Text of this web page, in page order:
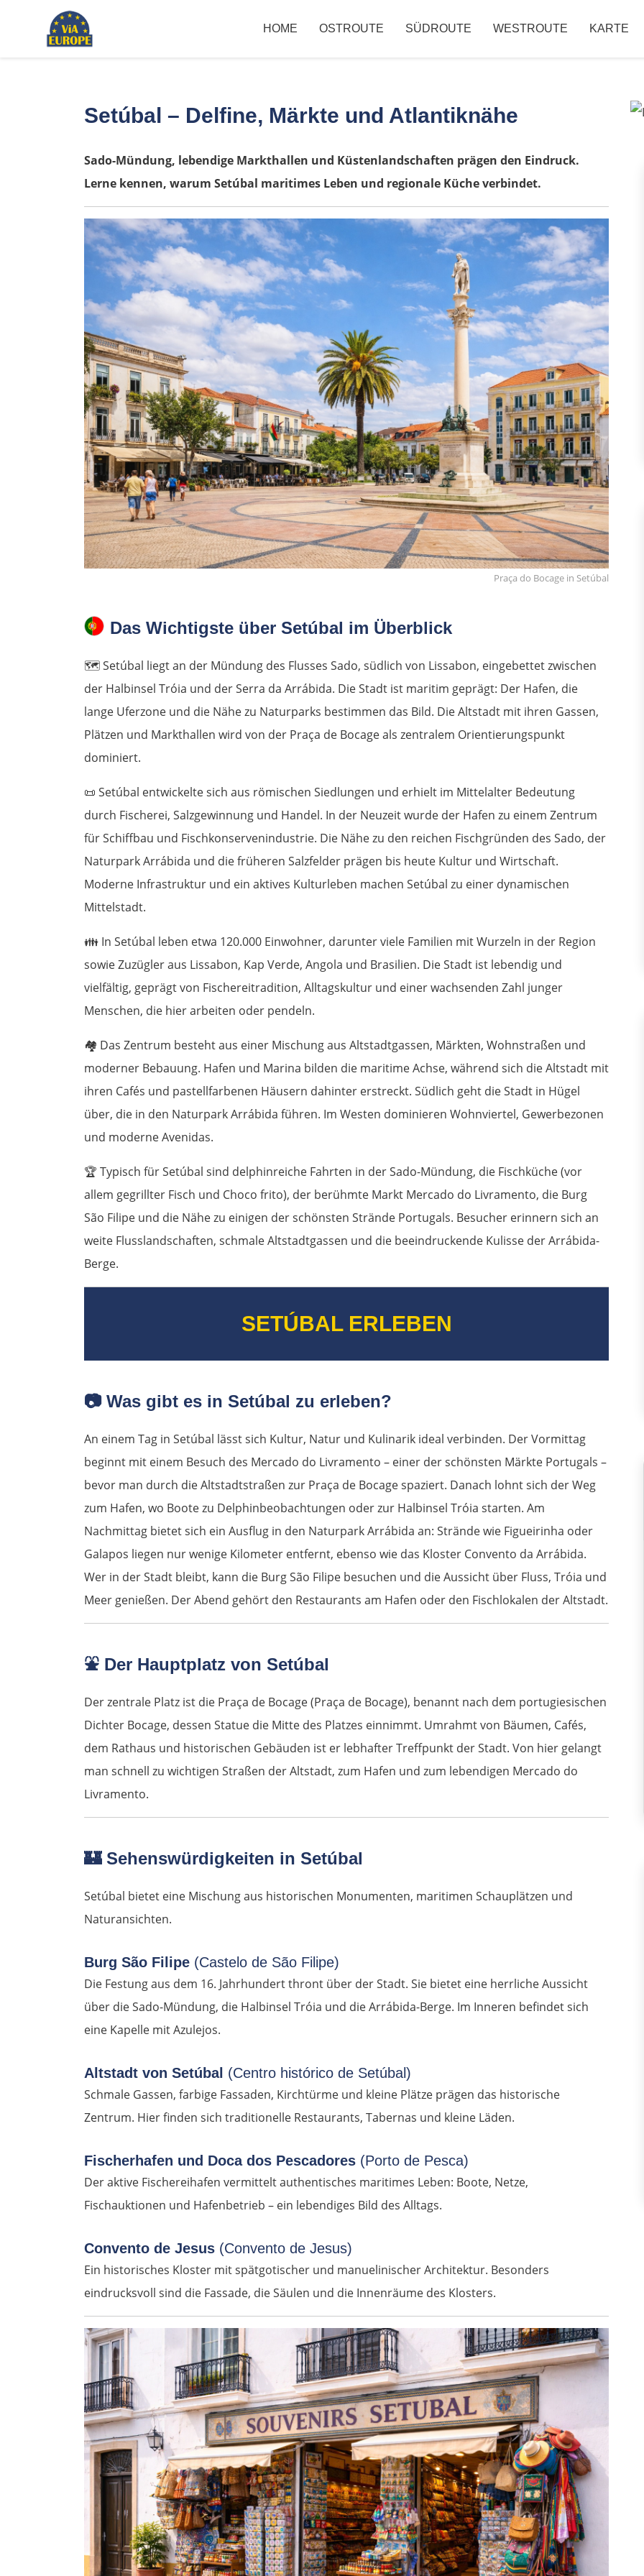
HOME OSTROUTE SÜDROUTE WESTROUTE KARTE
Setúbal – Delfine, Märkte und Atlantiknähe
Sado-Mündung, lebendige Markthallen und Küstenlandschaften prägen den Eindruck.
Lerne kennen, warum Setúbal maritimes Leben und regionale Küche verbindet.
Praça do Bocage in Setúbal
Das Wichtigste über Setúbal im Überblick
🗺️Setúbal liegt an der Mündung des Flusses Sado, südlich von Lissabon, eingebettet zwischen
der Halbinsel Tróia und der Serra da Arrábida. Die Stadt ist maritim geprägt: Der Hafen, die
lange Uferzone und die Nähe zu Naturparks bestimmen das Bild. Die Altstadt mit ihren Gassen,
Plätzen und Markthallen wird von der Praça de Bocage als zentralem Orientierungspunkt
dominiert.
📜 Setúbal entwickelte sich aus römischen Siedlungen und erhielt im Mittelalter Bedeutung
durch Fischerei, Salzgewinnung und Handel. In der Neuzeit wurde der Hafen zu einem Zentrum
für Schiffbau und Fischkonservenindustrie. Die Nähe zu den reichen Fischgründen des Sado, der
Naturpark Arrábida und die früheren Salzfelder prägen bis heute Kultur und Wirtschaft.
Moderne Infrastruktur und ein aktives Kulturleben machen Setúbal zu einer dynamischen
Mittelstadt.
👪 In Setúbal leben etwa 120.000 Einwohner, darunter viele Familien mit Wurzeln in der Region
sowie Zuzügler aus Lissabon, Kap Verde, Angola und Brasilien. Die Stadt ist lebendig und
vielfältig, geprägt von Fischereitradition, Alltagskultur und einer wachsenden Zahl junger
Menschen, die hier arbeiten oder pendeln.
🏘️ Das Zentrum besteht aus einer Mischung aus Altstadtgassen, Märkten, Wohnstraßen und
moderner Bebauung. Hafen und Marina bilden die maritime Achse, während sich die Altstadt mit
ihren Cafés und pastellfarbenen Häusern dahinter erstreckt. Südlich geht die Stadt in Hügel
über, die in den Naturpark Arrábida führen. Im Westen dominieren Wohnviertel, Gewerbezonen
und moderne Avenidas.
🏆 Typisch für Setúbal sind delphinreiche Fahrten in der Sado-Mündung, die Fischküche (vor
allem gegrillter Fisch und Choco frito), der berühmte Markt Mercado do Livramento, die Burg
São Filipe und die Nähe zu einigen der schönsten Strände Portugals. Besucher erinnern sich an
weite Flusslandschaften, schmale Altstadtgassen und die beeindruckende Kulisse der Arrábida-
Berge.
SETÚBAL ERLEBEN
📷Was gibt es in Setúbal zu erleben?
An einem Tag in Setúbal lässt sich Kultur, Natur und Kulinarik ideal verbinden. Der Vormittag
beginnt mit einem Besuch des Mercado do Livramento – einer der schönsten Märkte Portugals –
bevor man durch die Altstadtstraßen zur Praça de Bocage spaziert. Danach lohnt sich der Weg
zum Hafen, wo Boote zu Delphinbeobachtungen oder zur Halbinsel Tróia starten. Am
Nachmittag bietet sich ein Ausflug in den Naturpark Arrábida an: Strände wie Figueirinha oder
Galapos liegen nur wenige Kilometer entfernt, ebenso wie das Kloster Convento da Arrábida.
Wer in der Stadt bleibt, kann die Burg São Filipe besuchen und die Aussicht über Fluss, Tróia und
Meer genießen. Der Abend gehört den Restaurants am Hafen oder den Fischlokalen der Altstadt.
⛲ Der Hauptplatz von Setúbal
Der zentrale Platz ist die Praça de Bocage (Praça de Bocage), benannt nach dem portugiesischen
Dichter Bocage, dessen Statue die Mitte des Platzes einnimmt. Umrahmt von Bäumen, Cafés,
dem Rathaus und historischen Gebäuden ist er lebhafter Treffpunkt der Stadt. Von hier gelangt
man schnell zu wichtigen Straßen der Altstadt, zum Hafen und zum lebendigen Mercado do
Livramento.
🏰Sehenswürdigkeiten in Setúbal
Setúbal bietet eine Mischung aus historischen Monumenten, maritimen Schauplätzen und
Naturansichten.
Burg São Filipe (Castelo de São Filipe)
Die Festung aus dem 16. Jahrhundert thront über der Stadt. Sie bietet eine herrliche Aussicht
über die Sado-Mündung, die Halbinsel Tróia und die Arrábida-Berge. Im Inneren befindet sich
eine Kapelle mit Azulejos.
Altstadt von Setúbal (Centro histórico de Setúbal)
Schmale Gassen, farbige Fassaden, Kirchtürme und kleine Plätze prägen das historische
Zentrum. Hier finden sich traditionelle Restaurants, Tabernas und kleine Läden.
Fischerhafen und Doca dos Pescadores (Porto de Pesca)
Der aktive Fischereihafen vermittelt authentisches maritimes Leben: Boote, Netze,
Fischauktionen und Hafenbetrieb – ein lebendiges Bild des Alltags.
Convento de Jesus (Convento de Jesus)
Ein historisches Kloster mit spätgotischer und manuelinischer Architektur. Besonders
eindrucksvoll sind die Fassade, die Säulen und die Innenräume des Klosters.